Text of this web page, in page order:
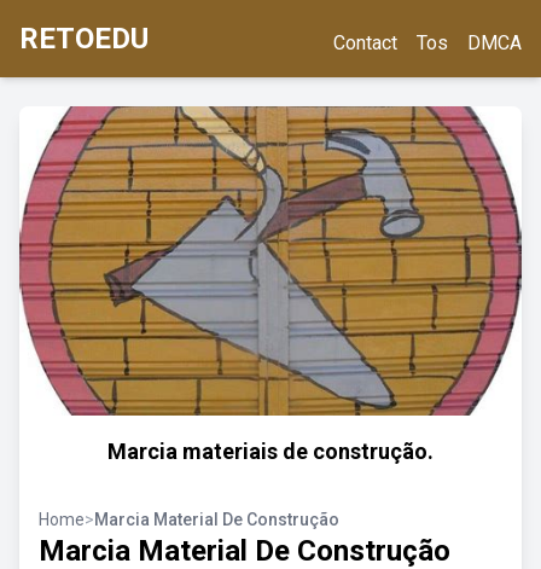
RETOEDU Contact Tos DMCA
Marcia materiais de construção.
Home>Marcia Material De Construção
Marcia Material De Construção